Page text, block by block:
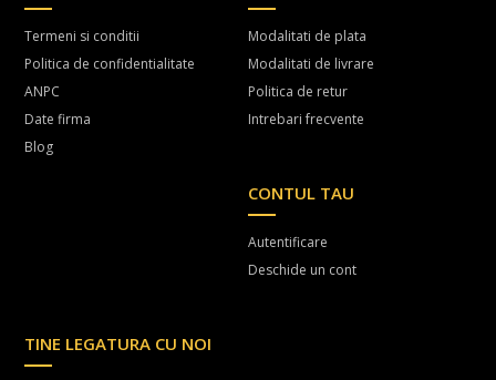
Termeni si conditii
Politica de confidentialitate
ANPC
Date firma
Blog
Modalitati de plata
Modalitati de livrare
Politica de retur
Intrebari frecvente
CONTUL TAU
Autentificare
Deschide un cont
TINE LEGATURA CU NOI